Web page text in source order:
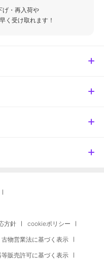
げ・再入荷や
く受け取れます！
方針 cookieポリシー
古物営業法に基づく表示
販売許可に基づく表示